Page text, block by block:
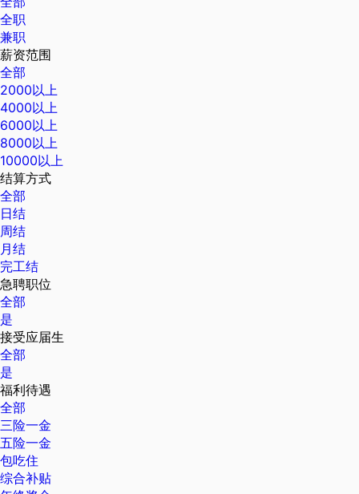
全职
兼职
薪资范围
全部
2000以上
4000以上
6000以上
8000以上
10000以上
结算方式
全部
日结
周结
月结
完工结
急聘职位
全部
是
接受应届生
全部
是
福利待遇
全部
三险一金
五险一金
包吃住
综合补贴